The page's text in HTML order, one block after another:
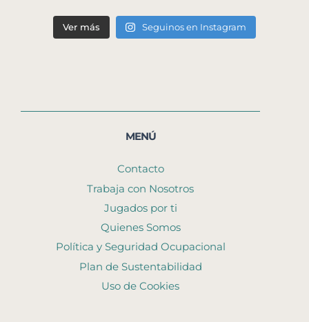
Ver más Seguinos en Instagram
MENÚ
Contacto
Trabaja con Nosotros
Jugados por ti
Quienes Somos
Política y Seguridad Ocupacional
Plan de Sustentabilidad
Uso de Cookies